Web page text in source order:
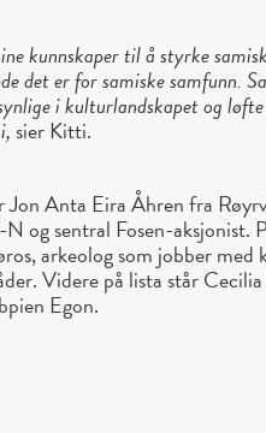
kunnskaper til å styrke
det er for samiske samfunn.
i kulturlandskapet og
sier Kitti.
Jon Anta Eira Åhren fra
og sentral Fosen-aksjonist.
arkeolog som jobber
Videre på lista står
Egon.